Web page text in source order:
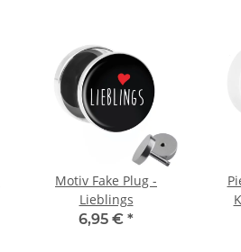
Motiv Fake Plug -
Lieblings
6,95 € *